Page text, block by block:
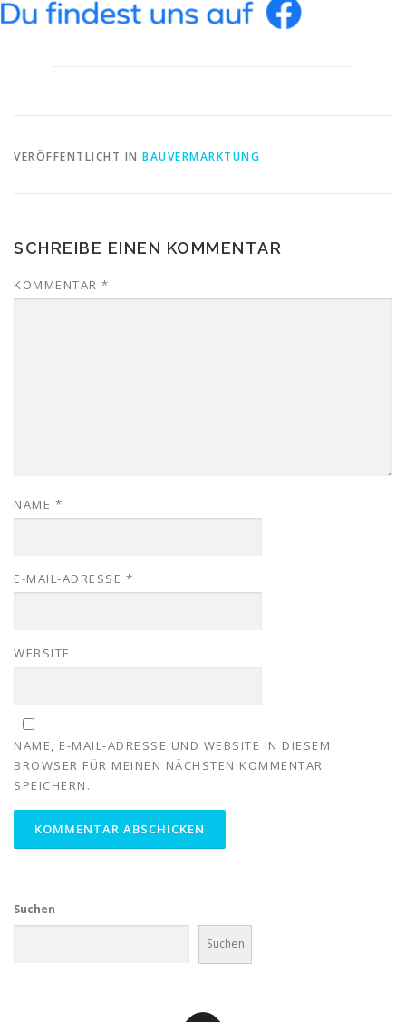
VERÖFFENTLICHT IN BAUVERMARKTUNG
SCHREIBE EINEN KOMMENTAR
KOMMENTAR *
NAME *
E-MAIL-ADRESSE *
WEBSITE
NAME, E-MAIL-ADRESSE UND WEBSITE IN DIESEM
BROWSER FÜR MEINEN NÄCHSTEN KOMMENTAR
SPEICHERN.
Suchen
Suchen